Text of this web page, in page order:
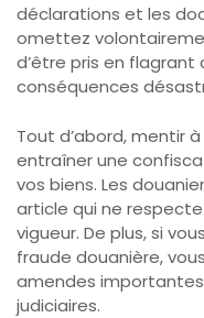
déclarations et les
omettez
d’être pris en
conséquences
Tout d’abord, mentir
entraîner une
vos biens. Les
article qui ne
vigueur. De plus, si
fraude douanière,
amendes
judiciaires.